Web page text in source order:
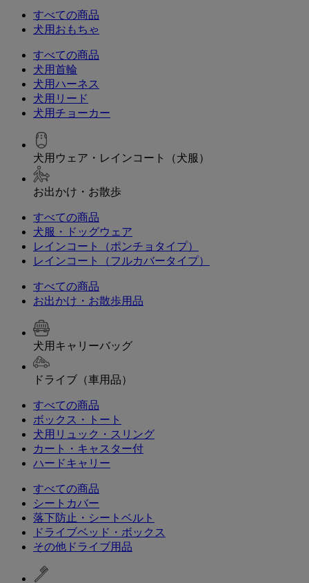
すべての商品
犬用おもちゃ
すべての商品
犬用首輪
犬用ハーネス
犬用リード
犬用チョーカー
犬用ウェア・レインコート（犬服）
お出かけ・お散歩
すべての商品
犬服・ドッグウェア
レインコート（ポンチョタイプ）
レインコート（フルカバータイプ）
すべての商品
お出かけ・お散歩用品
犬用キャリーバッグ
ドライブ（車用品）
すべての商品
ボックス・トート
犬用リュック・スリング
カート・キャスター付
ハードキャリー
すべての商品
シートカバー
落下防止・シートベルト
ドライブベッド・ボックス
その他ドライブ用品